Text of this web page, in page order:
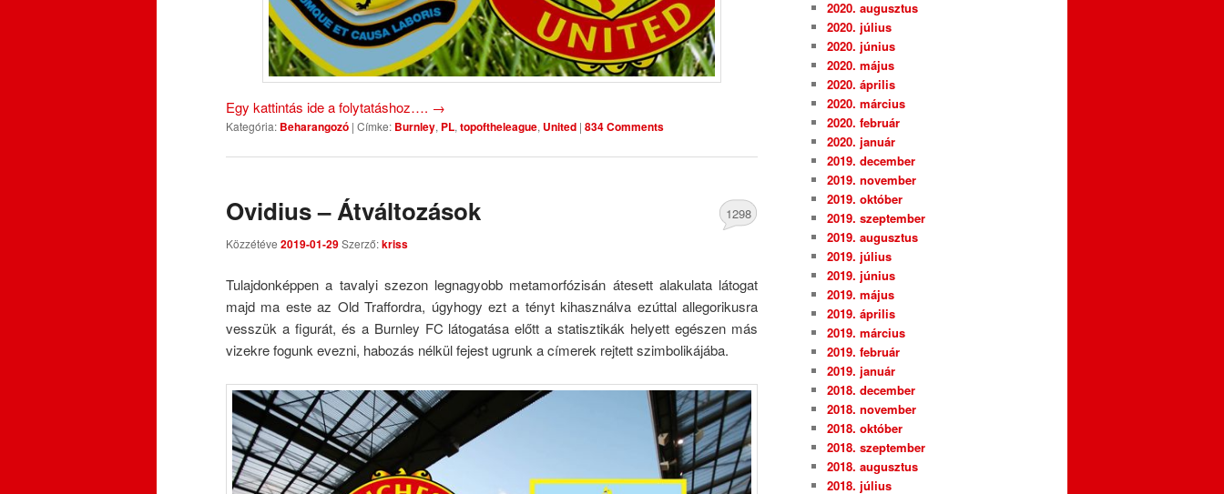
Egy kattintás ide a folytatáshoz…. →
Kategória: Beharangozó | Címke: Burnley, PL, topoftheleague, United | 834 Comments
Ovidius – Átváltozások
Közzétéve 2019-01-29Szerző:kriss
1298
Tulajdonképpen a tavalyi szezon legnagyobb metamorfózisán átesett alakulata látogat
majd ma este az Old Traffordra, úgyhogy ezt a tényt kihasználva ezúttal allegorikusra
vesszük a figurát, és a Burnley FC látogatása előtt a statisztikák helyett egészen más
vizekre fogunk evezni, habozás nélkül fejest ugrunk a címerek rejtett szimbolikájába.
2020. augusztus
2020. július
2020. június
2020. május
2020. április
2020. március
2020. február
2020. január
2019. december
2019. november
2019. október
2019. szeptember
2019. augusztus
2019. július
2019. június
2019. május
2019. április
2019. március
2019. február
2019. január
2018. december
2018. november
2018. október
2018. szeptember
2018. augusztus
2018. július